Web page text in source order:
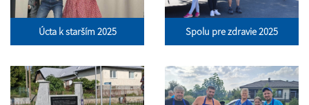
Úcta k starším 2025 Spolu pre zdravie 2025